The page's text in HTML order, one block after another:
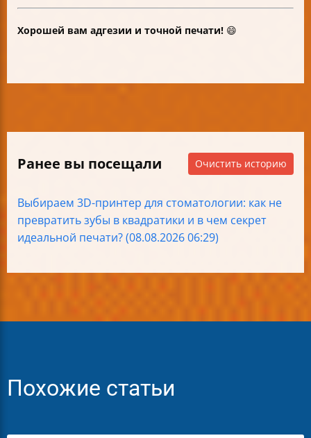
Хорошей вам адгезии и точной печати! 😄
Ранее вы посещали Очистить историю
Выбираем 3D-принтер для стоматологии: как не
превратить зубы в квадратики и в чем секрет
идеальной печати? (08.08.2026 06:29)
Похожие статьи